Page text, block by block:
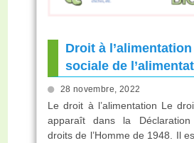
Droit à
sociale de
28 novembre, 2022
Le droit à l’alimentation Le
apparaît dans la
droits de l’Homme de 1948. Il